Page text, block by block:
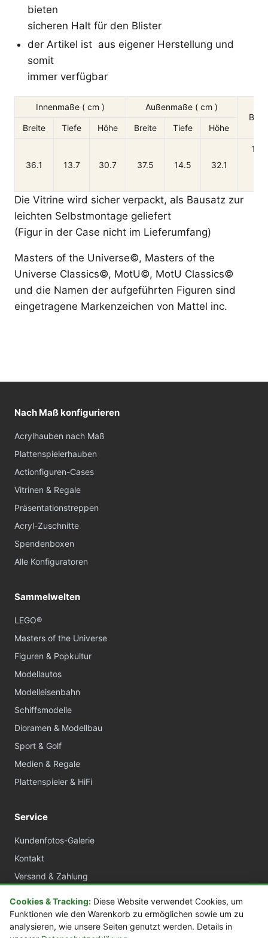
bieten
sicheren Halt für den Blister
der Artikel ist aus eigener Herstellung und
somit
immer verfügbar
Innenmaße ( cm )
Außenmaße ( cm )
Breite
Tiefe Höhe Breite Tiefe Höhe
36.1 13.7 30.7 37.5 14.5 32.1
1
Die Vitrine wird sicher verpackt, als Bausatz zur
leichten Selbstmontage geliefert
(Figur in der Case nicht im Lieferumfang)
Masters of the Universe©, Masters of the
Universe Classics©, MotU©, MotU Classics©
und die Namen der aufgeführten Figuren sind
eingetragene Markenzeichen von Mattel inc.
Nach Maß konfigurieren
Acrylhauben nach Maß
Plattenspielerhauben
Actionfiguren-Cases
Vitrinen & Regale
Präsentationstreppen
Acryl-Zuschnitte
Spendenboxen
Alle Konfiguratoren
Sammelwelten
LEGO®
Masters of the Universe
Figuren & Popkultur
Modellautos
Modelleisenbahn
Schiffsmodelle
Dioramen & Modellbau
Sport & Golf
Medien & Regale
Plattenspieler & HiFi
Service
Kundenfotos-Galerie
Kontakt
Versand & Zahlung
Widerrufsrecht
Datenschutz
Cookies & Tracking: Diese Website verwendet Cookies, um
Funktionen wie den Warenkorb zu ermöglichen sowie um zu
analysieren, wie unsere Seiten genutzt werden. Details in